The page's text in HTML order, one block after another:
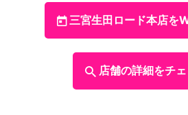
三宮生田ロード本店を
店舗の詳細をチ